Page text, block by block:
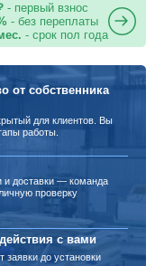
- первый взнос
- без переплаты
- срок пол года
от собственника
для клиентов. Вы
работы.
и доставки — команда
проверку
с вами
до установки